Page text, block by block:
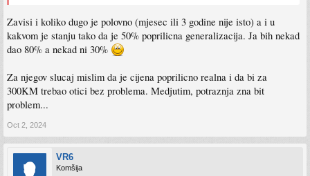
Zavisi i koliko dugo je polovno (mjesec ili 3 godine nije isto) a i u
kakvom je stanju tako da je 50% poprilicna generalizacija. Ja bih nekad
dao 80% a nekad ni 30%
Za njegov slucaj mislim da je cijena poprilicno realna i da bi za
300KM trebao otici bez problema. Medjutim, potraznja zna bit
problem...
Oct 2, 2024
VR6
Komšija